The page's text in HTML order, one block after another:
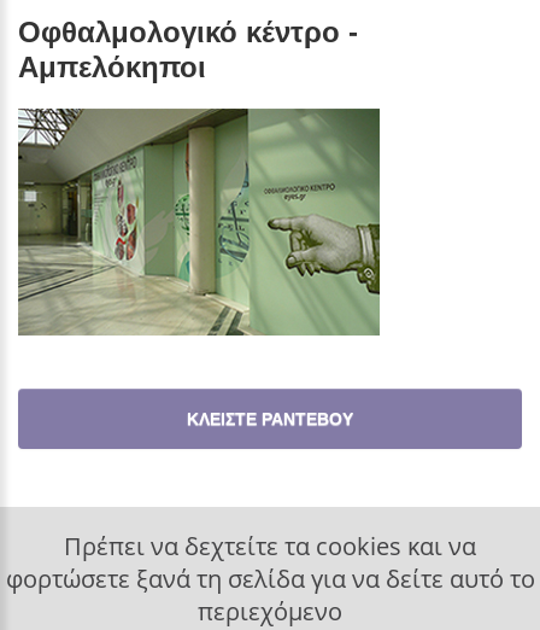
Οφθαλμολογικό κέντρο -
Αμπελόκηποι
ΚΛΕΙΣΤΕ ΡΑΝΤΕΒΟΥ
Πρέπει να δεχτείτε τα cookies και να
φορτώσετε ξανά τη σελίδα για να δείτε αυτό το
περιεχόμενο